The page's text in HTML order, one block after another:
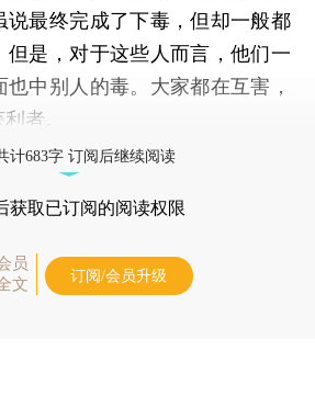
说最终完成了下毒，但却一般都
但是，对于这些人而言，他们一
中别人的毒。大家都在互害，
者。
计683字 订阅后继续阅读
获取已订阅的阅读权限
员
文
订阅/会员升级